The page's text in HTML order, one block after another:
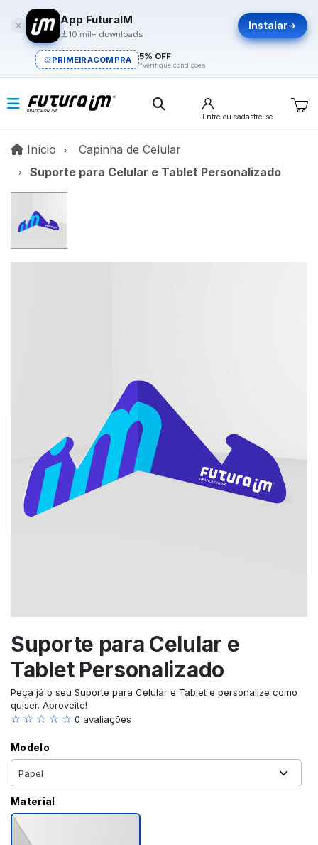
App FuturaIM
10 mil+ downloads
Instalar
PRIMEIRACOMPRA 5% OFF
*verifique condições
Entre ou cadastre-se
Início InícioCapinha de Celular
Suporte para Celular e Tablet Personalizado
Suporte para Celular e
Tablet Personalizado
Peça já o seu Suporte para Celular e Tablet e personalize como
quiser. Aproveite!
☆ ☆ ☆ ☆ ☆ 0 avaliações
Modelo
Material